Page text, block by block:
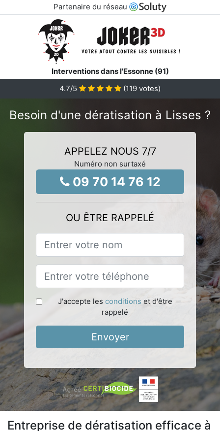
Partenaire du réseau
Interventions dans l'Essonne (91)
4.7/5 (119 votes)
Besoin d'une dératisation à Lisses ?
APPELEZ NOUS 7/7
Numéro non surtaxé
09 70 14 76 12
OU ÊTRE RAPPELÉ
J'accepte les conditions et d'être
rappelé
Envoyer
Entreprise de dératisation efficace à